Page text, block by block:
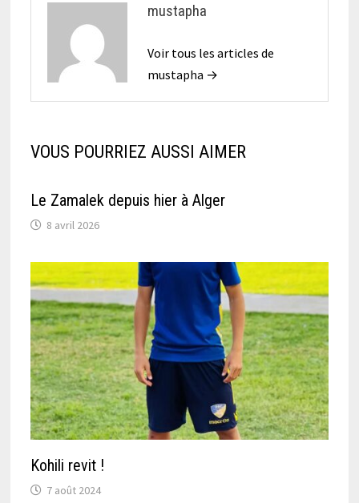
mustapha
Voir tous les articles de
mustapha →
VOUS POURRIEZ AUSSI AIMER
Le Zamalek depuis hier à Alger
8 avril 2026
Kohili revit !
7 août 2024